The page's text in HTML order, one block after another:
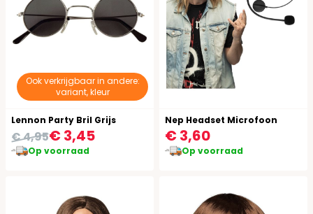
Ook verkrijgbaar in andere:
variant, kleur
Lennon Party Bril Grijs
€ 3,45
€ 4,95
Op voorraad
Nep Headset Microfoon
€ 3,60
Op voorraad